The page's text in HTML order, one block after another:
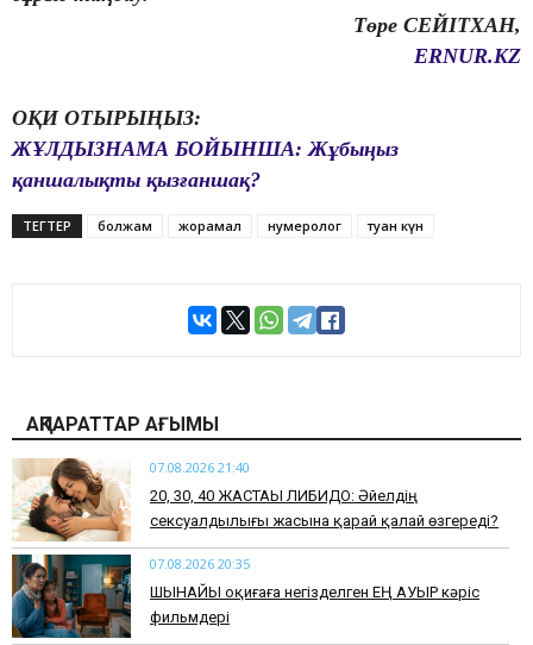
Төре СЕЙІТХАН,
ERNUR.KZ
ОҚИ ОТЫРЫҢЫЗ:
ЖҰЛДЫЗНАМА БОЙЫНША: Жұбыңыз
қаншалықты қызғаншақ?
ТЕГТЕР болжам жорамал нумеролог туған күн
АҚПАРАТТАР АҒЫМЫ
07.08.2026 21:40
​20, 30, 40 ЖАСТАҒЫ ЛИБИДО: Әйелдің
сексуалдылығы жасына қарай қалай өзгереді?
07.08.2026 20:35
​ШЫНАЙЫ оқиғаға негізделген ЕҢ АУЫР кәріс
фильмдері